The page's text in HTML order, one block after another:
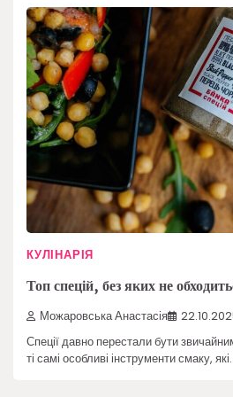
КУЛІНАРІЯ
Топ спецій, без яких не
Можаровська Анастасія
Спеції давно перестали бути
ті самі особливі інструменти смаку,